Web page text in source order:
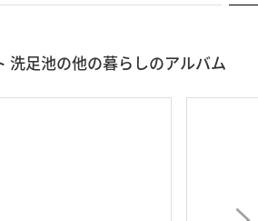
洗足池の他の暮らしのアルバム